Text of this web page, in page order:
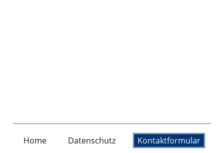
Home Datenschutz Kontaktformular